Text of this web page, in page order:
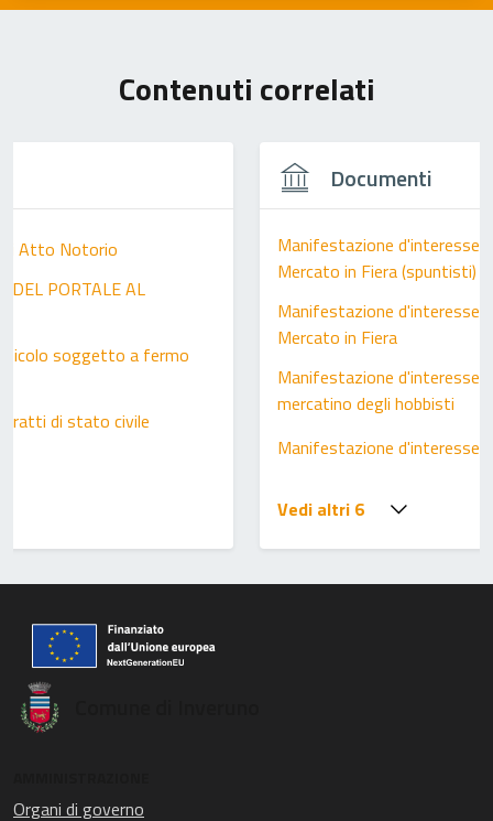
Contenuti correlati
Atto Notorio
DEL PORTALE AL
soggetto a fermo
di stato civile
Documenti
Manifestazione d'interesse
Mercato in Fiera (spuntisti)
Manifestazione d'interesse
Mercato in Fiera
Manifestazione d'interesse
mercatino degli hobbisti
Manifestazione d'interesse
Vedi altri 6
Organi di governo